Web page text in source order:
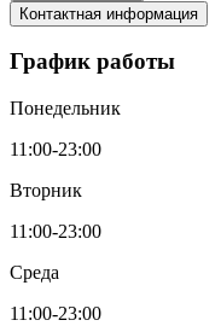
Контактная информация
График работы
Понедельник
11:00-23:00
Вторник
11:00-23:00
Среда
11:00-23:00